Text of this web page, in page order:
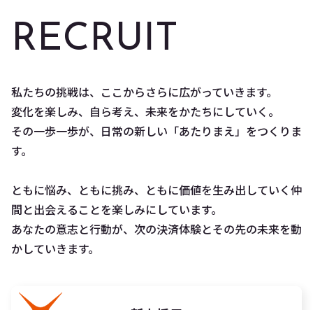
RECRUIT
私たちの挑戦は、ここからさらに広がっていきます。
変化を楽しみ、自ら考え、未来をかたちにしていく。
その一歩一歩が、日常の新しい「あたりまえ」をつくりま
す。
ともに悩み、ともに挑み、ともに価値を生み出していく仲
間と出会えることを楽しみにしています。
あなたの意志と行動が、次の決済体験とその先の未来を動
かしていきます。